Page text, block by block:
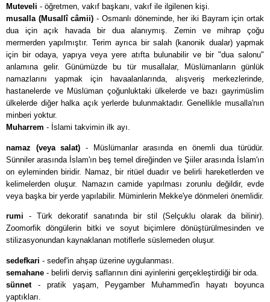
Muteveli - öğretmen, vakıf başkanı, vakıf ile ilgilenen kişi.
musalla (Musallî câmii) - Osmanlı döneminde, her iki Bayram için ortak
dua için açık havada bir dua alanıymış. Zemin ve mihrap çoğu
mermerden yapılmıştır. Terim ayrıca bir salah (kanonik dualar) yapmak
için bir odaya, yapıya veya yere atıfta bulunabilir ve bir "dua salonu"
anlamına gelir. Günümüzde bu tür musallalar, Müslümanların günlük
namazlarını yapmak için havaalanlarında, alışveriş merkezlerinde,
hastanelerde ve Müslüman çoğunluktaki ülkelerde ve bazı gayrimüslim
ülkelerde diğer halka açık yerlerde bulunmaktadır. Genellikle musalla'nın
minberi yoktur.
Muharrem - İslami takvimin ilk ayı.
namaz (veya salat) - Müslümanlar arasında en önemli dua türüdür.
Sünniler arasında İslam'ın beş temel direğinden ve Şiiler arasında İslam'ın
on eyleminden biridir. Namaz, bir ritüel duadır ve belirli hareketlerden ve
kelimelerden oluşur. Namazın camide yapılması zorunlu değildir, evde
veya başka bir yerde yapılabilir. Müminlerin Mekke'ye dönmeleri önemlidir.
rumi - Türk dekoratif sanatında bir stil (Selçuklu olarak da bilinir).
Zoomorfik döngülerin bitki ve soyut biçimlere dönüştürülmesinden ve
stilizasyonundan kaynaklanan motiflerle süslemeden oluşur.
sedefkari - sedef'in ahşap üzerine uygulanması.
semahane - belirli derviş saflarının dini ayinlerini gerçekleştirdiği bir oda.
sünnet - pratik yaşam, Peygamber Muhammed'in hayatı boyunca
yaptıkları.